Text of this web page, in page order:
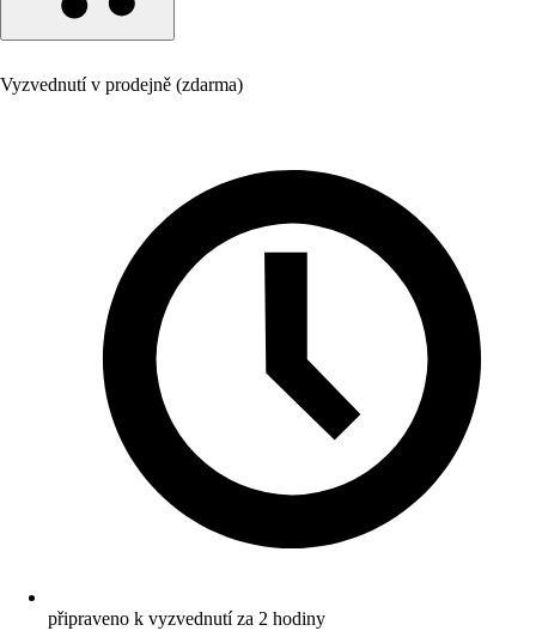
Vyzvednutí v prodejně (zdarma)
připraveno k vyzvednutí za 2 hodiny